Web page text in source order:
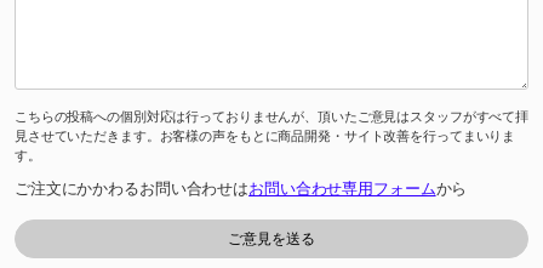
こちらの投稿への個別対応は行っておりませんが、頂いたご意見はスタッフがすべて拝
見させていただきます。お客様の声をもとに商品開発・サイト改善を行ってまいりま
す。
ご注文にかかわるお問い合わせはお問い合わせ専用フォームから